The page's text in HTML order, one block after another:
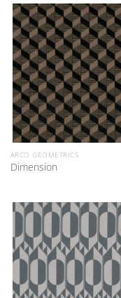
ARCO GEOMETRICS
Dimension